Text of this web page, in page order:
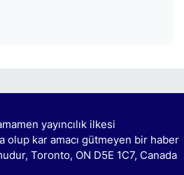
yayıncılık ilkesi
olup kar amacı gütmeyen bir haber
Toronto, ON D5E 1C7, Canada